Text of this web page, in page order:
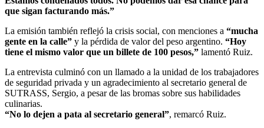
que sigan facturando más.”
La emisión también reflejó la crisis social, con menciones a “mucha
gente en la calle” y la pérdida de valor del peso argentino. “Hoy
tiene el mismo valor que un billete de 100 pesos,” lamentó Ruiz.
La entrevista culminó con un llamado a la unidad de los trabajadores
de seguridad privada y un agradecimiento al secretario general de
SUTRASS, Sergio, a pesar de las bromas sobre sus habilidades
culinarias.
“No lo dejen a pata al secretario general”, remarcó Ruiz.